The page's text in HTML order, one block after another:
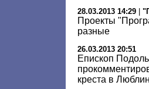
28.03.2013 14:29
Проекты
разные
26.03.2013 20:51
Епископ
креста в